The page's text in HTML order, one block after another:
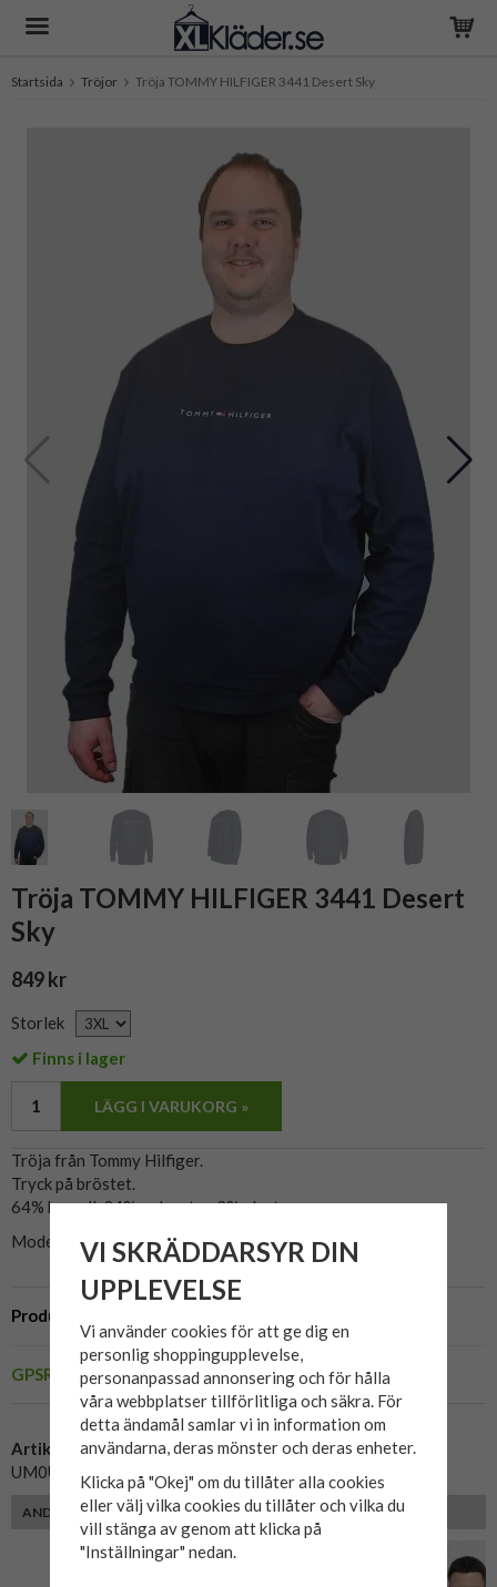
Startsida Tröjor Tröja TOMMY HILFIGER 3441 Desert Sky
Tröja TOMMY HILFIGER 3441 Desert
Sky
849 kr
Storlek
Finns i lager
LÄGG I VARUKORG »
Produktbeskrivning
GPSR
Tröja från Tommy Hilfiger.
Tryck på bröstet.
64% bomull, 34% polyester, 2% elastan.
Modellen på bild är 200cm och använder 4XL.
Artikelnummer:
UM0UM03441-1
ANDRA KUNDER MED SAMMA PASSFORM VALDE ÄVEN
VI SKRÄDDARSYR DIN
UPPLEVELSE
Vi använder cookies för att ge dig en
personlig shoppingupplevelse,
personanpassad annonsering och för hålla
våra webbplatser tillförlitliga och säkra. För
detta ändamål samlar vi in information om
användarna, deras mönster och deras enheter.
Klicka på "Okej" om du tillåter alla cookies
eller välj vilka cookies du tillåter och vilka du
vill stänga av genom att klicka på
"Inställningar" nedan.